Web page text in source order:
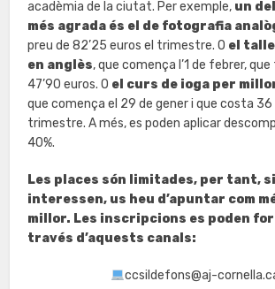
acadèmia de la ciutat. Per exemple, un
més agrada és el de fotografia
preu de 82’25 euros el trimestre. O el
en anglès, que comença l’1 de febrer,
47’90 euros. O el curs de ioga per
que comença el 29 de gener i que costa
trimestre. A més, es poden aplicar
40%.
Les places són limitades, per tant,
interessen, us heu d’apuntar com
millor. Les inscripcions es poden
través d’aquests canals:
ccsildefons@aj-